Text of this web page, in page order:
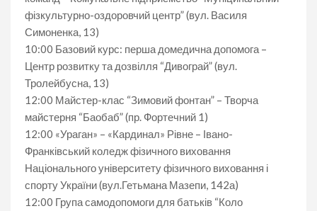
фізкультурно-оздоровчий центр” (вул. Василя
Симоненка, 13)
10:00 Базовий курс: перша домедична допомога –
Центр розвитку та дозвілля “Дивограй” (вул.
Тролейбусна, 13)
12:00 Майстер-клас “Зимовий фонтан” – Творча
майстерня “Баобаб” (пр. Фортечний 1)
12:00 «Ураган» – «Кардинал» Рівне – Івано-
Франківський коледж фізичного виховання
Національного університету фізичного виховання і
спорту України (вул.Гетьмана Мазепи, 142а)
12:00 Група самодопомоги для батьків “Коло